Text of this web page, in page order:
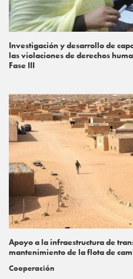
Investigación y desarrollo de
las violaciones de derechos
Fase III
Apoyo a la infraestructura de
mantenimiento de la flota de
Cooperación